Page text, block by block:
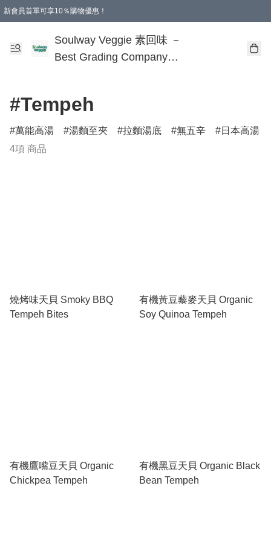
新會員首單可享10％購物優惠！
本地購滿$499即享免運費 - 全程選用順豐溫控速遞服務
購物滿 HKD 250.00 即減 HKD 30.00 運費！（適用於 特定的送貨方式 )
Soulway Veggie 素回味 －
Best Grading Company
#Tempeh
萬能高湯 湯麵至夾 拉麵湯底 無五辛
日本高湯
4項 商品
燒烤味天貝 Smoky BBQ
Tempeh Bites
有機黃豆藜麥天貝 Organic
Soy Quinoa Tempeh
有機鷹嘴豆天貝 Organic
Chickpea Tempeh
有機黑豆天貝 Organic Black
Bean Tempeh